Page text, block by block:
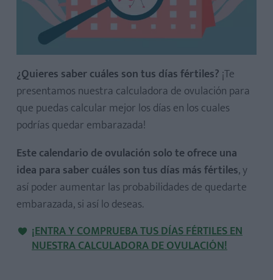
¿Quieres saber cuáles son tus días fértiles? ¡Te
presentamos nuestra calculadora de ovulación para
que puedas calcular mejor los días en los cuales
podrías quedar embarazada!
Este calendario de ovulación solo te ofrece una
idea para saber cuáles son tus días más fértiles, y
así poder aumentar las probabilidades de quedarte
embarazada, si así lo deseas.
¡ENTRA Y COMPRUEBA TUS DÍAS FÉRTILES EN
NUESTRA CALCULADORA DE OVULACIÓN!